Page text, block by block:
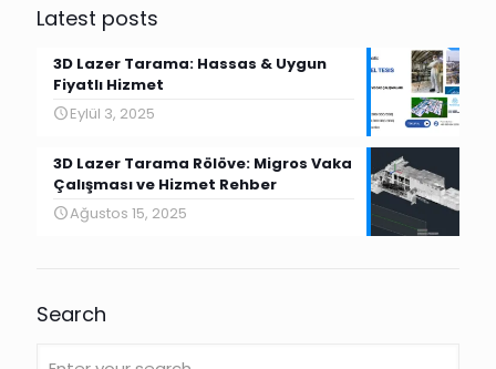
Latest posts
3D Lazer Tarama: Hassas & Uygun
Fiyatlı Hizmet
Eylül 3, 2025
3D Lazer Tarama Rölöve: Migros Vaka
Çalışması ve Hizmet Rehber
Ağustos 15, 2025
Search